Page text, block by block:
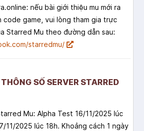
nếu bài giới thiệu mu mới ra
code game, vui lòng tham gia trực
Starred Mu theo đường dẫn sau:
starredmu/
SỐ SERVER STARRED
Mu: Alpha Test 16/11/2025 lúc
11/2025 lúc 18h. Khoảng cách 1 ngày